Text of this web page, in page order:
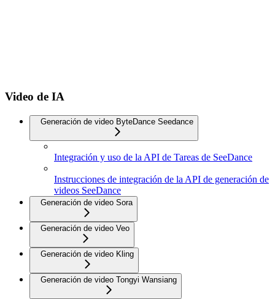
Video de IA
Generación de video ByteDance Seedance
Integración y uso de la API de Tareas de SeeDance
Instrucciones de integración de la API de generación de
videos SeeDance
Generación de video Sora
Generación de video Veo
Generación de video Kling
Generación de video Tongyi Wansiang